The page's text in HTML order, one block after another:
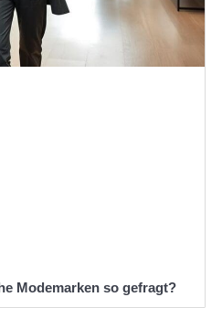
Modemarken so gefragt?